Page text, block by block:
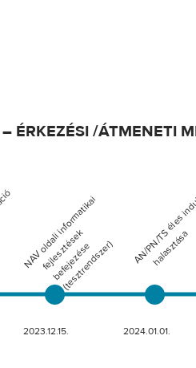
ÉRKEZÉSI /ÁTMENETI